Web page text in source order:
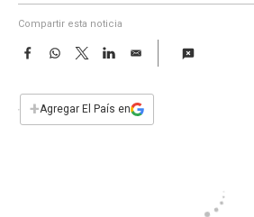
Compartir esta noticia
F
e
b
W
s
T
w
t
L
E
i
l
+Agregar El País en